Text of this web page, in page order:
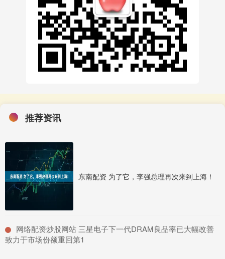
推荐资讯
东南配资 为了它，李强总理再次来到上海！
​网络配资炒股网站 三星电子下一代DRAM良品率已大幅改善
致力于市场份额重回第1